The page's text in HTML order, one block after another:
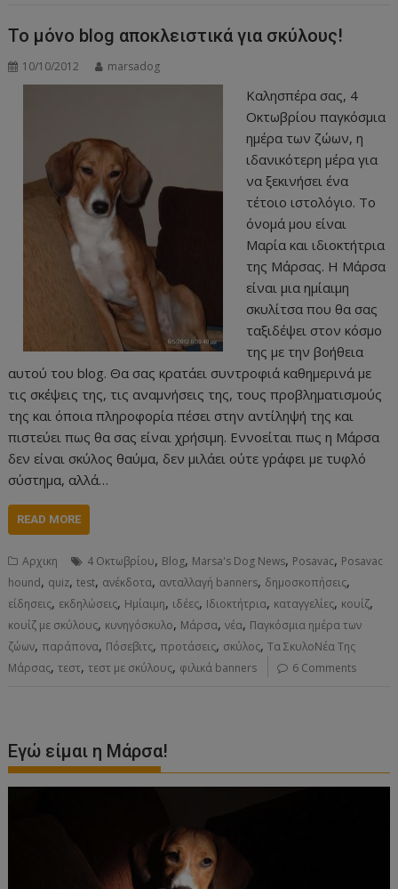
Το μόνο blog αποκλειστικά για σκύλους!
10/10/2012 marsadog
Καλησπέρα σας, 4
Οκτωβρίου παγκόσμια
ημέρα των ζώων, η
ιδανικότερη μέρα για
να ξεκινήσει ένα
τέτοιο ιστολόγιο. Το
όνομά μου είναι
Μαρία και ιδιοκτήτρια
της Μάρσας. Η Μάρσα
είναι μια ημίαιμη
σκυλίτσα που θα σας
ταξιδέψει στον κόσμο
της με την βοήθεια
αυτού του blog. Θα σας κρατάει συντροφιά καθημερινά με
τις σκέψεις της, τις αναμνήσεις της, τους προβληματισμούς
της και όποια πληροφορία πέσει στην αντίληψή της και
πιστεύει πως θα σας είναι χρήσιμη. Εννοείται πως η Μάρσα
δεν είναι σκύλος θαύμα, δεν μιλάει ούτε γράφει με τυφλό
σύστημα, αλλά…
READ MORE
Αρχικη 4 Οκτωβρίου, Blog, Marsa's Dog News, Posavac, Posavac
hound, quiz,test, ανέκδοτα, ανταλλαγή banners, δημοσκοπήσεις,
είδησεις, εκδηλώσεις, Ημίαιμη, ιδέες, Ιδιοκτήτρια, καταγγελίες, κουίζ,
κουίζ με σκύλους, κυνηγόσκυλο, Μάρσα,νέα, Παγκόσμια ημέρα των
ζώων, παράπονα, Πόσεβιτς, προτάσεις, σκύλος,Τα ΣκυλοΝέα Της
Μάρσας,τεστ,τεστ με σκύλους, φιλικά banners 6 Comments
Εγώ είμαι η Μάρσα!